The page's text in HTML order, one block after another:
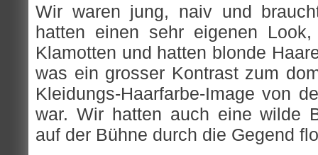
Wir waren jung, naiv und
hatten einen sehr eigenen
Klamotten und hatten blonde
was ein grosser Kontrast zum
Kleidungs-Haarfarbe-Image von
war. Wir hatten auch eine wilde
auf der Bühne durch die Gegend